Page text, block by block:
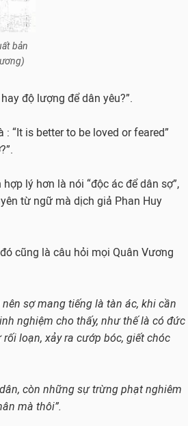
bản
độ lượng để dân yêu?”.
“It is better to be loved or feared”
lý hơn là nói “độc ác để dân sợ”,
từ ngữ mà dịch giả Phan Huy
cũng là câu hỏi mọi Quân Vương
sợ mang tiếng là tàn ác, khi cần
nghiệm cho thấy, như thế là có đức
loạn, xảy ra cướp bóc, giết chóc
còn những sự trừng phạt nghiêm
mà thôi”.